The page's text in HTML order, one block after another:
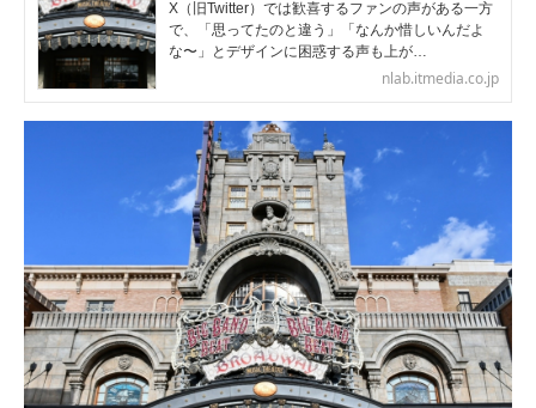
X（旧Twitter）では歓喜するファンの声がある一方
で、「思ってたのと違う」「なんか惜しいんだよ
な〜」とデザインに困惑する声も上が…
nlab.itmedia.co.jp